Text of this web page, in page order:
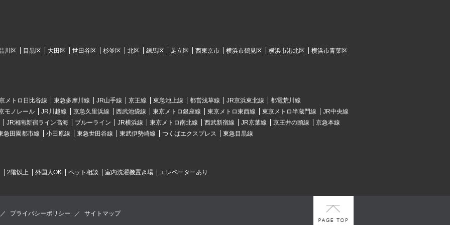
川区 目黒区 大田区 世田谷区 杉並区 北区 練馬区 足立区 西東京市 横浜市鶴見区 横浜市港北区 横浜市青葉区
メトロ日比谷線 東急多摩川線 JR山手線 京王線 東急池上線 都営浅草線 JR京浜東北線
都電荒川線
モノレール
JR川越線 京急久里浜線 西武池袋線 東京メトロ銀座線 東京メトロ東西線 東京メトロ半蔵門線
JR中央線
JR湘南新宿ライン高海
ブルーライン JR横浜線 東京メトロ南北線 西武新宿線 JR京葉線 京王井の頭線
京急本線
急田園都市線
小田原線 東急世田谷線 東武伊勢崎線 つくばエクスプレス 東急目黒線
2階以上 外国人OK ペット相談 室内洗濯機置き場 エレベーターあり
／ プライバシーポリシー ／ サイトマップ